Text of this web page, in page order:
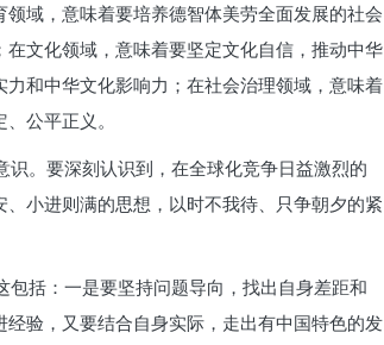
域，意味着要培养德智体美劳全面发展的社会
文化领域，意味着要坚定文化自信，推动中华
和中华文化影响力；在社会治理领域，意味着
公平正义。
。要深刻认识到，在全球化竞争日益激烈的
小进则满的思想，以时不我待、只争朝夕的紧
括：一是要坚持问题导向，找出自身差距和
验，又要结合自身实际，走出有中国特色的发